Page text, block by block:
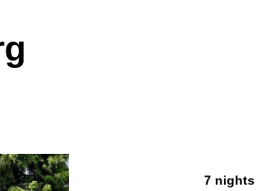
7 nights